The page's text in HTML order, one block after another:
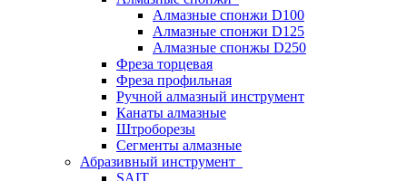
Алмазные спонжи D100
Алмазные спонжи D125
Алмазные спонжы D250
Фреза торцевая
Фреза профильная
Ручной алмазный инструмент
Канаты алмазные
Штроборезы
Сегменты алмазные
Абразивный инструмент
SAIT